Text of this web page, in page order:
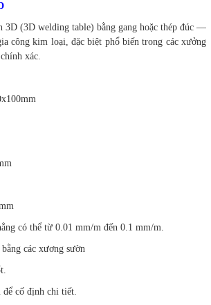
3D (3D welding table) bằng gang hoặc thép đúc —
công kim loại, đặc biệt phổ biến trong các xưởng
xác.
có thể từ 0.01 mm/m đến 0.1 mm/m.
các xương sườn
để cố định chi tiết.